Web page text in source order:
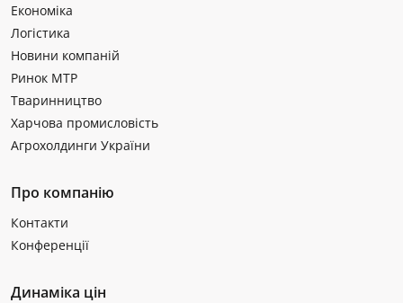
Економіка
Логістика
Новини компаній
Ринок МТР
Тваринництво
Харчова промисловість
Агрохолдинги України
Про компанію
Контакти
Конференції
Динаміка цін